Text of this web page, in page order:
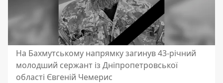
На Бахмутському напрямку загинув 43-річний
молодший сержант із Дніпропетровської
області Євгеній Чемерис